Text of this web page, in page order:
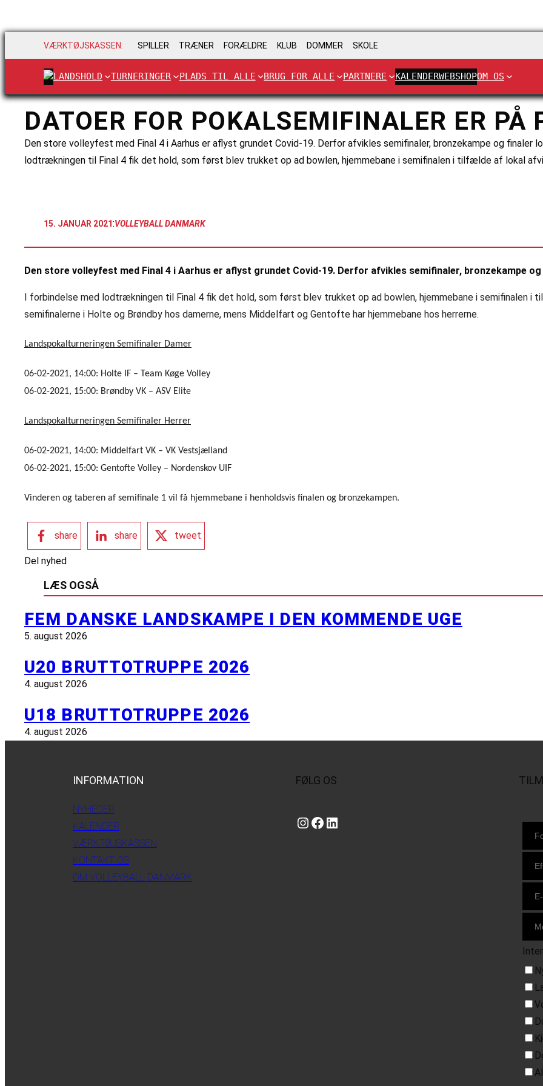
VÆRKTØJSKASSEN: SPILLER TRÆNER FORÆLDRE KLUB DOMMER SKOLE
LANDSHOLD TURNERINGER PLADS TIL ALLE BRUG FOR ALLE PARTNERE KALENDERWEBSHOPOM OS
DATOER FOR POKALSEMIFINALER ER PÅ
Den store volleyfest med Final 4 i Aarhus er aflyst grundet Covid-19. Derfor afvikles semifinaler, bronzekampe og
lodtrækningen til Final 4 fik det hold, som først blev trukket op ad bowlen, hjemmebane i semifinalen i tilfælde af lokal
15. JANUAR 2021:VOLLEYBALL DANMARK
Den store volleyfest med Final 4 i Aarhus er aflyst grundet Covid-19. Derfor afvikles semifinaler, bronzekampe
I forbindelse med lodtrækningen til Final 4 fik det hold, som først blev trukket op ad bowlen, hjemmebane i semifinalen i
semifinalerne i Holte og Brøndby hos damerne, mens Middelfart og Gentofte har hjemmebane hos herrerne.
Landspokalturneringen Semifinaler Damer
06-02-2021, 14:00: Holte IF – Team Køge Volley
06-02-2021, 15:00: Brøndby VK – ASV Elite
Landspokalturneringen Semifinaler Herrer
06-02-2021, 14:00: Middelfart VK – VK Vestsjælland
06-02-2021, 15:00: Gentofte Volley – Nordenskov UIF
Vinderen og taberen af semifinale 1 vil få hjemmebane i henholdsvis finalen og bronzekampen.
share share tweet
Del nyhed
LÆS OGSÅ
FEM DANSKE LANDSKAMPE I DEN KOMMENDE UGE
5. august 2026
U20 BRUTTOTRUPPE 2026
4. august 2026
U18 BRUTTOTRUPPE 2026
4. august 2026
INFORMATION
NYHEDER
KALENDER
VÆRKTØJSKASSEN
KONTAKT OS
OM VOLLEYBALL DANMARK
FØLG OS
Instagram https://www.facebook.com/danishbeachvolleytour LinkedIn